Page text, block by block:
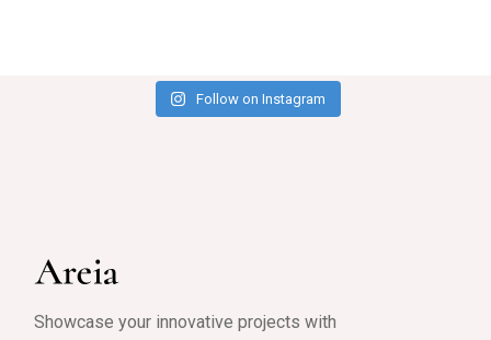
Follow on Instagram
Showcase your innovative projects with